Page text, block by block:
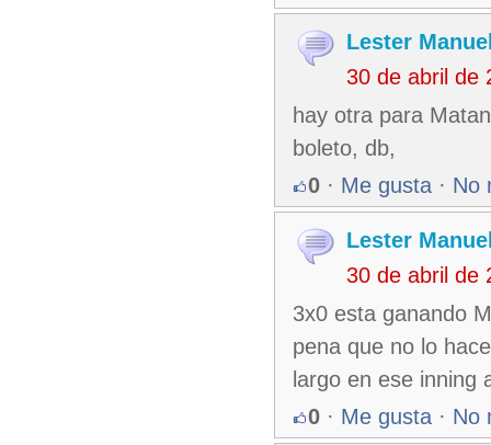
Lester
30 de abril de
hay otra para
boleto, db,
0 · Me gusta · No
Lester
30 de abril de
3x0 esta ganando
pena que no lo
largo en ese inning
0 · Me gusta · No